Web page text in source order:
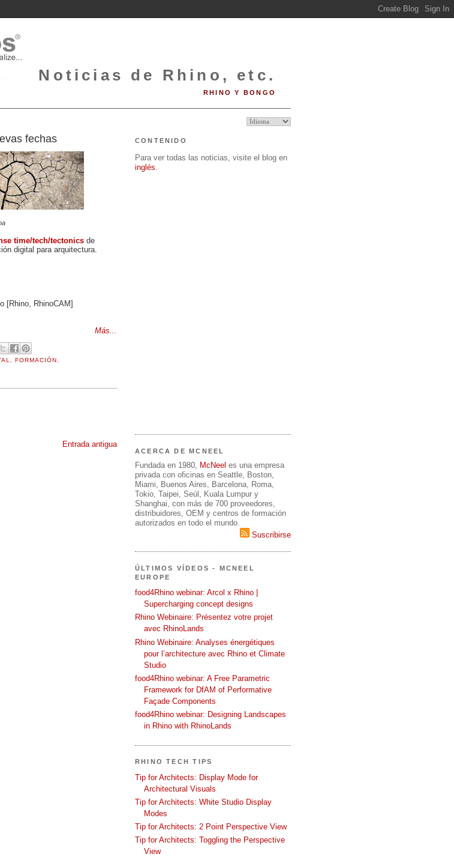
Noticias de Rhino, etc.
RHINO Y BONGO
fechas
time/tech/tectonics de
digital para arquitectura.
[Rhino, RhinoCAM]
Más...
, FORMACIÓN ,
Entrada antigua
CONTENIDO
Para ver todas las noticias, visite el blog en
inglés
ACERCA DE MCNEEL
Fundada en 1980, McNeel es una empresa
privada con oficinas en Seattle, Boston,
Miami, Buenos Aires, Barcelona, Roma,
Tokio, Taipei, Seúl, Kuala Lumpur y
Shanghai, con más de 700 proveedores,
distribuidores, OEM y centros de formación
autorizados en todo el mundo.
Suscribirse
ÚLTIMOS VÍDEOS - MCNEEL
EUROPE
food4Rhino webinar: Arcol x Rhino |
Supercharging concept designs
Rhino Webinaire: Présentez votre projet
avec RhinoLands
Rhino Webinaire: Analyses énergétiques
pour l’architecture avec Rhino et Climate
Studio
food4Rhino webinar: A Free Parametric
Framework for DfAM of Performative
Façade Components
food4Rhino webinar: Designing Landscapes
in Rhino with RhinoLands
RHINO TECH TIPS
Tip for Architects: Display Mode for
Architectural Visuals
Tip for Architects: White Studio Display
Modes
Tip for Architects: 2 Point Perspective View
Tip for Architects: Toggling the Perspective
View